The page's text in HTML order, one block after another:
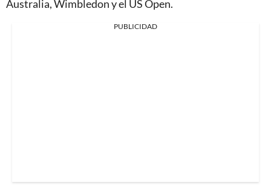
Australia, Wimbledon y el US Open.
PUBLICIDAD